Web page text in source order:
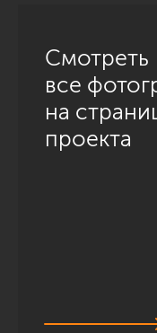
Смотреть
все
на
проекта